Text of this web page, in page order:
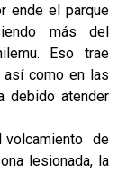
ende el parque
más del
Eso trae
así como en las
debido atender
volcamiento de
lesionada, la